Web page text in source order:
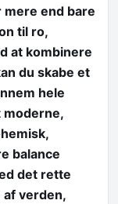
end bare
til ro,
at kombinere
du skabe et
hele
balance
det rette
verden,